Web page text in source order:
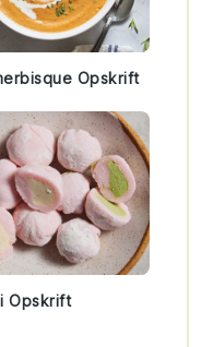
Opskrift
Opskrift